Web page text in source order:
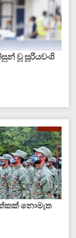
වූ සූරියවංශි
නොමැත​